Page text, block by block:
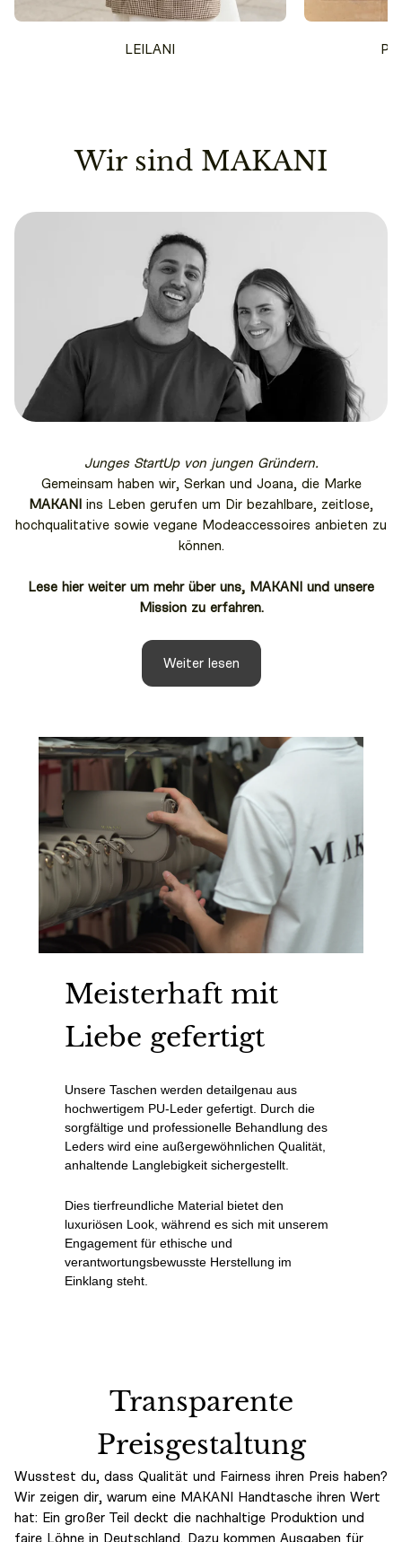
LEILANI
Wir sind MAKANI
Junges StartUp von jungen Gründern.
Gemeinsam haben wir, Serkan und Joana, die Marke
MAKANI
ins Leben gerufen um Dir bezahlbare, zeitlose,
hochqualitative sowie vegane Modeaccessoires anbieten zu
können.
Lese hier weiter um mehr über uns, MAKANI und unsere
Mission zu erfahren.
Weiter lesen
Meisterhaft mit
Liebe gefertigt
Unsere Taschen werden detailgenau aus
hochwertigem PU-Leder gefertigt. Durch die
sorgfältige und professionelle Behandlung des
Leders wird eine außergewöhnlichen Qualität,
anhaltende Langlebigkeit sichergestellt.
Dies tierfreundliche Material bietet den
luxuriösen Look, während es sich mit unserem
Engagement für ethische und
verantwortungsbewusste Herstellung im
Einklang steht.
Transparente
Preisgestaltung
Wusstest du, dass Qualität und Fairness ihren Preis haben?
Wir zeigen dir, warum eine MAKANI Handtasche ihren Wert
hat: Ein großer Teil deckt die nachhaltige Produktion und